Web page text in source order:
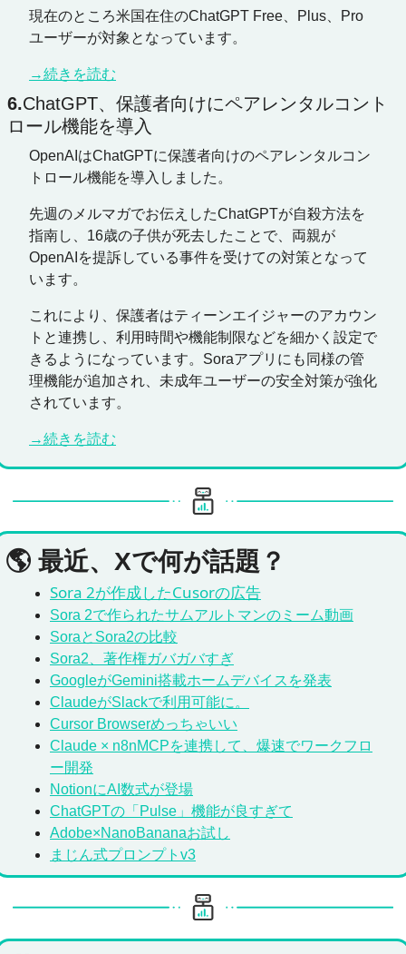
現在のところ米国在住のChatGPT Free、Plus、Pro
ユーザーが対象となっています。
→続きを読む
6.ChatGPT、保護者向けにペアレンタルコント
ロール機能を導入
OpenAIはChatGPTに保護者向けのペアレンタルコン
トロール機能を導入しました。
先週のメルマガでお伝えしたChatGPTが自殺方法を
指南し、16歳の子供が死去したことで、両親が
OpenAIを提訴している事件を受けての対策となって
います。
これにより、保護者はティーンエイジャーのアカウン
トと連携し、利用時間や機能制限などを細かく設定で
きるようになっています。Soraアプリにも同様の管
理機能が追加され、未成年ユーザーの安全対策が強化
されています。
→続きを読む
🌎 最近、Xで何が話題？
Sora 2が作成したCusorの広告
Sora 2で作られたサムアルトマンのミーム動画
SoraとSora2の比較
Sora2、著作権ガバガバすぎ
GoogleがGemini搭載ホームデバイスを発表
ClaudeがSlackで利用可能に。
Cursor Browserめっちゃいい
Claude × n8nMCPを連携して、爆速でワークフロ
ー開発
NotionにAI数式が登場
ChatGPTの「Pulse」機能が良すぎて
Adobe×NanoBananaお試し
まじん式プロンプトv3